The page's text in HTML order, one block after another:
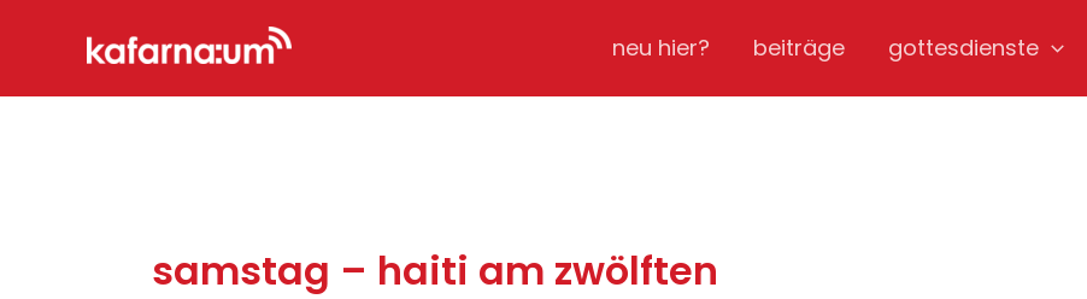
springen
neu hier? beiträge gottesdienste
samstag – haiti am zwölften